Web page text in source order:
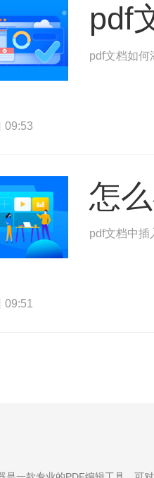
pdf
pdf文档如何
09:53
怎
pdf文档中插